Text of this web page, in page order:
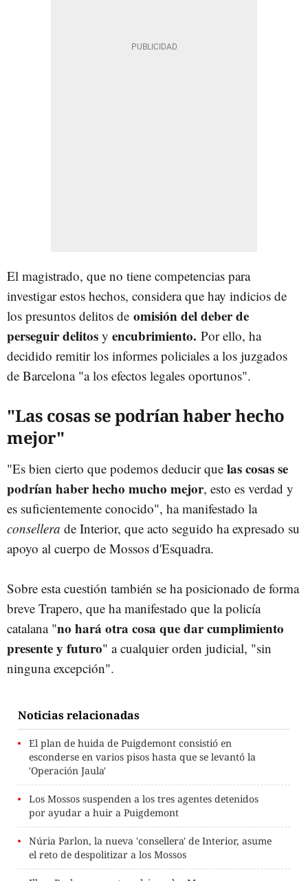
El magistrado, que no tiene competencias para
investigar estos hechos, considera que hay indicios de
los presuntos delitos de omisión del deber de
perseguir delitos y encubrimiento. Por ello, ha
decidido remitir los informes policiales a los juzgados
de Barcelona "a los efectos legales oportunos".
"Las cosas se podrían haber hecho
mejor"
"Es bien cierto que podemos deducir que las cosas se
podrían haber hecho mucho mejor, esto es verdad y
es suficientemente conocido", ha manifestado la
consellera de Interior, que acto seguido ha expresado su
apoyo al cuerpo de Mossos d'Esquadra.
Sobre esta cuestión también se ha posicionado de forma
breve Trapero, que ha manifestado que la policía
catalana "no hará otra cosa que dar cumplimiento
presente y futuro" a cualquier orden judicial, "sin
ninguna excepción".
Noticias relacionadas
El plan de huida de Puigdemont consistió en
esconderse en varios pisos hasta que se levantó la
'Operación Jaula'
Los Mossos suspenden a los tres agentes detenidos
por ayudar a huir a Puigdemont
Núria Parlon, la nueva 'consellera' de Interior, asume
el reto de despolitizar a los Mossos